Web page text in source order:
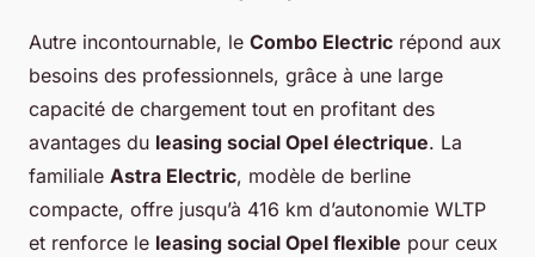
Autre incontournable, le Combo Electric répond aux
besoins des professionnels, grâce à une large
capacité de chargement tout en profitant des
avantages du leasing social Opel électrique. La
familiale Astra Electric, modèle de berline
compacte, offre jusqu’à 416 km d’autonomie WLTP
et renforce le leasing social Opel flexible pour ceux